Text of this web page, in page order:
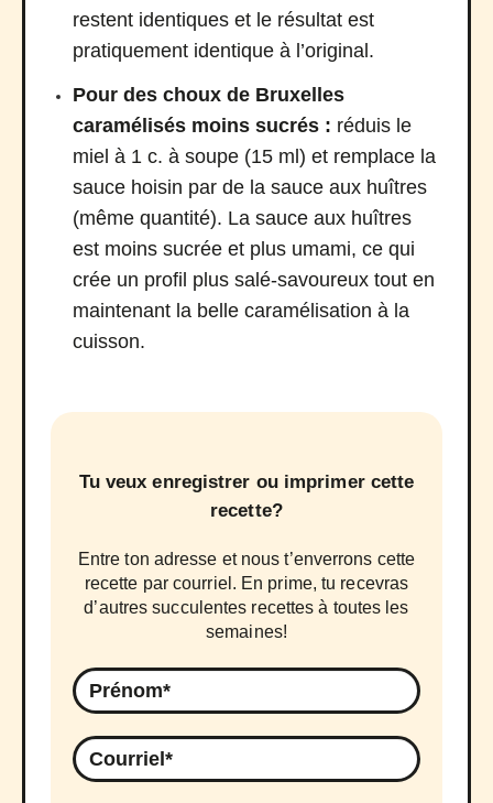
restent identiques et le résultat est
pratiquement identique à l’original.
Pour des choux de Bruxelles
caramélisés moins sucrés : réduis le
miel à 1 c. à soupe (15 ml) et remplace la
sauce hoisin par de la sauce aux huîtres
(même quantité). La sauce aux huîtres
est moins sucrée et plus umami, ce qui
crée un profil plus salé-savoureux tout en
maintenant la belle caramélisation à la
cuisson.
Tu veux enregistrer ou imprimer cette
recette?
Entre ton adresse et nous t’enverrons cette
recette par courriel. En prime, tu recevras
d’autres succulentes recettes à toutes les
semaines!